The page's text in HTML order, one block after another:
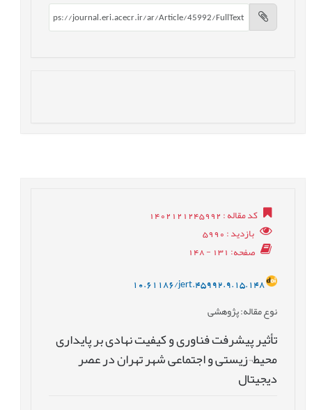
کد مقاله: 1402121245992
بازدید: 5990
صفحه: 131 - 148
10.61186/jert.45992.9.15.148
نوع مقاله: پژوهشی
تأثیر پیشرفت فناوری و کیفیت نهادی بر پایداری
محیط¬زیستی و اجتماعی شهر تهران در عصر
دیجیتال